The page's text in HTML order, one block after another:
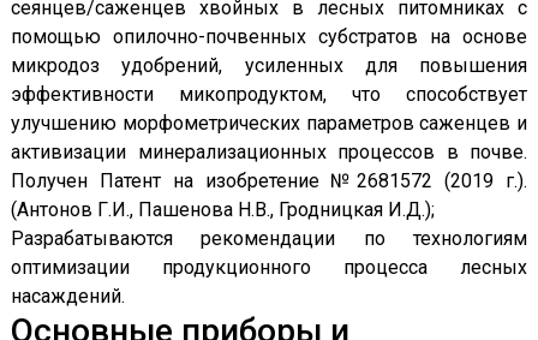
сеянцев/саженцев хвойных в лесных питомниках с
помощью опилочно-почвенных субстратов на основе
микродоз удобрений, усиленных для повышения
эффективности микопродуктом, что способствует
улучшению морфометрических параметров саженцев и
активизации минерализационных процессов в почве.
Получен Патент на изобретение №2681572 (2019 г.).
(Антонов Г.И., Пашенова Н.В., Гродницкая И.Д.);
Разрабатываются рекомендации по технологиям
оптимизации продукционного процесса лесных
насаждений.
Основные приборы и